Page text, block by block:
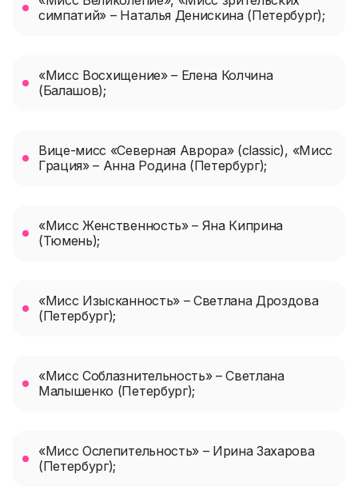
симпатий» – Наталья Денискина (Петербург);
«Мисс Восхищение» – Елена Колчина
(Балашов);
Вице-мисс «Северная Аврора» (classic), «Мисс
Грация» – Анна Родина (Петербург);
«Мисс Женственность» – Яна Киприна
(Тюмень);
«Мисс Изысканность» – Светлана Дроздова
(Петербург);
«Мисс Соблазнительность» – Светлана
Малышенко (Петербург);
«Мисс Ослепительность» – Ирина Захарова
(Петербург);